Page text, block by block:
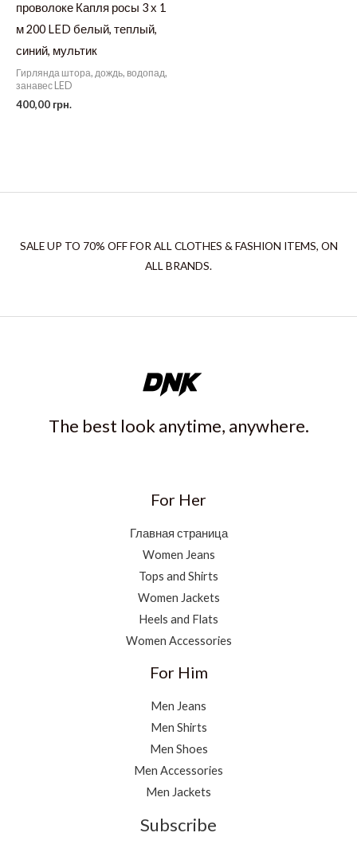
проволоке Капля росы 3 х 1
м 200 LED белый, теплый,
синий, мультик
Гирлянда штора, дождь, водопад,
занавес LED
400,00 грн.
SALE UP TO 70% OFF FOR ALL CLOTHES & FASHION ITEMS, ON
ALL BRANDS.
The best look anytime, anywhere.
For Her
Главная страница
Women Jeans
Tops and Shirts
Women Jackets
Heels and Flats
Women Accessories
For Him
Men Jeans
Men Shirts
Men Shoes
Men Accessories
Men Jackets
Subscribe